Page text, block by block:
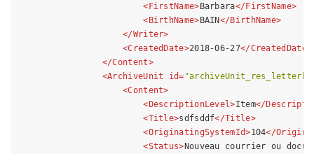
< FirstName> Barbara</FirstName>
< BirthName> BAIN</BirthName>
</Writer>
<CreatedDate>2018-06-27</CreatedDate
</Content>
<ArchiveUnit id=
<Content>
< DescriptionLevel>Item</
<Title>sdfsddf</Title>
<OriginatingSystemId>104</
<Status> Nouveau courrier ou